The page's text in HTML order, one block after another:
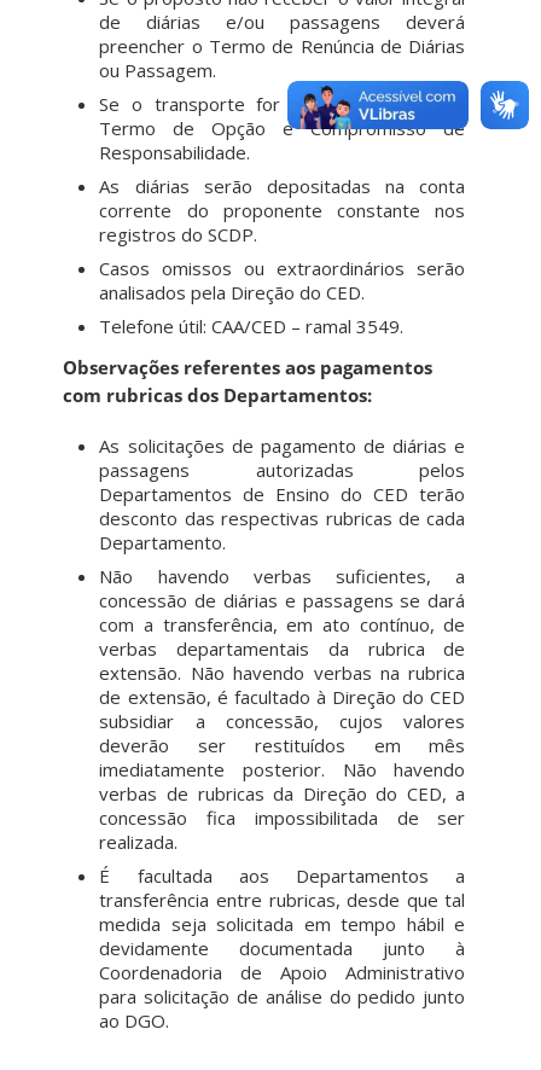
de diárias e/ou passagens deverá
preencher o Termo de Renúncia de Diárias
ou Passagem.
Se o transporte for particular, anexar o
Termo de Opção e Compromisso de
Responsabilidade.
As diárias serão depositadas na conta
corrente do proponente constante nos
registros do SCDP.
Casos omissos ou extraordinários serão
analisados pela Direção do CED.
Telefone útil: CAA/CED – ramal 3549.
Observações referentes aos pagamentos
com rubricas dos Departamentos:
As solicitações de pagamento de diárias e
passagens autorizadas pelos
Departamentos de Ensino do CED terão
desconto das respectivas rubricas de cada
Departamento.
Não havendo verbas suficientes, a
concessão de diárias e passagens se dará
com a transferência, em ato contínuo, de
verbas departamentais da rubrica de
extensão. Não havendo verbas na rubrica
de extensão, é facultado à Direção do CED
subsidiar a concessão, cujos valores
deverão ser restituídos em mês
imediatamente posterior. Não havendo
verbas de rubricas da Direção do CED, a
concessão fica impossibilitada de ser
realizada.
É facultada aos Departamentos a
transferência entre rubricas, desde que tal
medida seja solicitada em tempo hábil e
devidamente documentada junto à
Coordenadoria de Apoio Administrativo
para solicitação de análise do pedido junto
ao DGO.